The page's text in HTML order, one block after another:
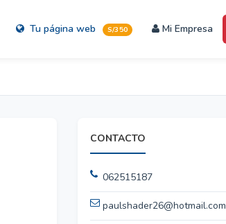
Tu página web S/350 Mi Empresa
CONTACTO
062515187
paulshader26@hotmail.com